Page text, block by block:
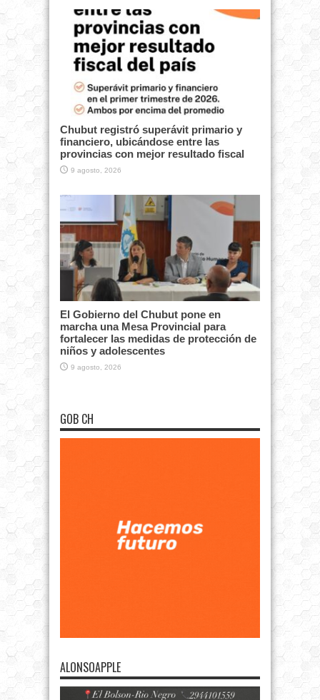
Chubut registró superávit primario y
financiero, ubicándose entre las
provincias con mejor resultado fiscal
9 agosto, 2026
El Gobierno del Chubut pone en
marcha una Mesa Provincial para
fortalecer las medidas de protección de
niños y adolescentes
9 agosto, 2026
GOB CH
ALONSOAPPLE